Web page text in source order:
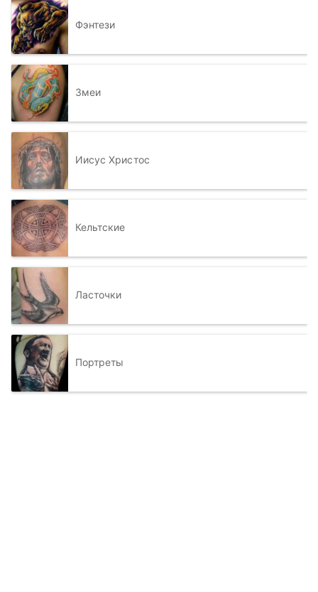
Фэнтези
Змеи
Иисус Христос
Кельтские
Ласточки
Портреты